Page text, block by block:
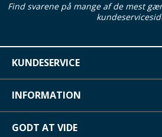
Find svarene på mange af de mest
KUNDESERVICE
INFORMATION
GODT AT VIDE